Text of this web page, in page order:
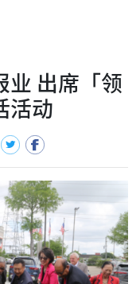
业 出席「领
活动